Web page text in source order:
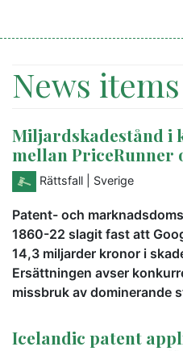
News items
Miljardskadestånd i
mellan PriceRunner
Rättsfall | Sverige
Patent- och
1860-22 slagit fast att
14,3 miljarder kronor i
Ersättningen avser
missbruk av dominerande
Icelandic patent